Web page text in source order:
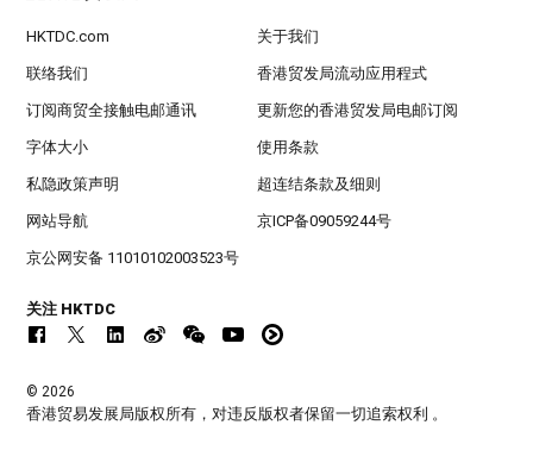
HKTDC.com 关于我们
联络我们 香港贸发局流动应用程式
订阅商贸全接触电邮通讯 更新您的香港贸发局电邮订阅
字体大小 使用条款
私隐政策声明 超连结条款及细则
网站导航 京ICP备09059244号
京公网安备 11010102003523号
关注 HKTDC
© 2026
香港贸易发展局版权所有，对违反版权者保留一切追索权利 。